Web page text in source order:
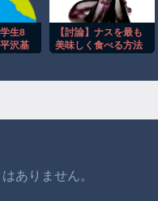
生8
沢基
【討論】ナスを最も
美味しく食べる方法
ありません。